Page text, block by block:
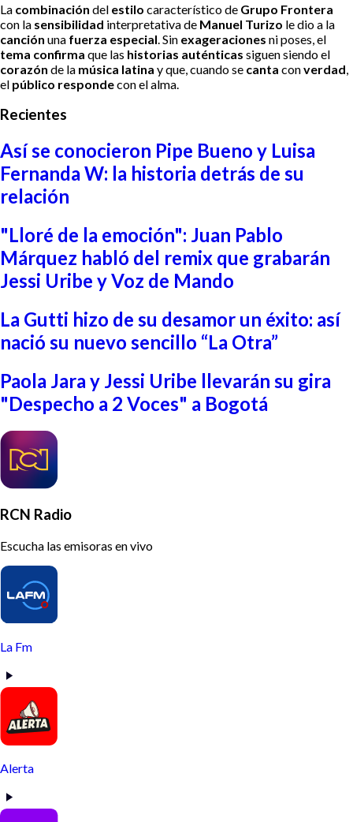
La combinación del estilo característico de Grupo Frontera
con la sensibilidad interpretativa de Manuel Turizo le dio a la
canción una fuerza especial . Sin exageraciones ni poses, el
tema confirma que las historias auténticas siguen siendo el
corazón de la música latina y que, cuando se canta converdad
el público respondecon el alma.
Recientes
Así se conocieron Pipe Bueno y Luisa
Fernanda W: la historia detrás de su
relación
"Lloré de la emoción": Juan Pablo
Márquez habló del remix que grabarán
Jessi Uribe y Voz de Mando
La Gutti hizo de su desamor un éxito: así
nació su nuevo sencillo “La Otra”
Paola Jara y Jessi Uribe llevarán su gira
"Despecho a 2 Voces" a Bogotá
RCN Radio
Escucha las emisoras en vivo
La Fm
Alerta